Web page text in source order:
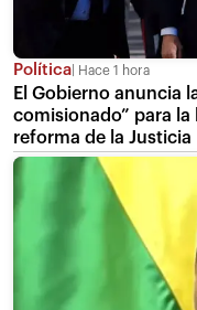
Política Hace 1 hora
El Gobierno anuncia
comisionado” para
reforma de la Justicia